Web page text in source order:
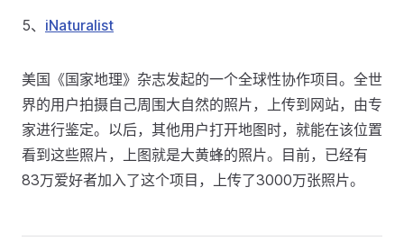
5、 iNaturalist
美国《国家地理》杂志发起的一个全球性协作项目。全世
界的用户拍摄自己周围大自然的照片，上传到网站，由专
家进行鉴定。以后，其他用户打开地图时，就能在该位置
看到这些照片，上图就是大黄蜂的照片。目前，已经有
83万爱好者加入了这个项目，上传了3000万张照片。